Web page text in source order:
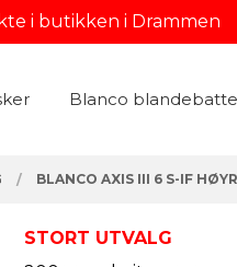
i butikken i Drammen
Blanco
BLANCO AXIS III 6 S-IF
STORT UTVALG